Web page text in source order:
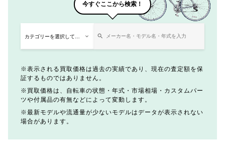
今すぐここから検索！
表示される買取価格は過去の実績であり、現在の査定額を保
証するものではありません。
買取価格は、自転車の状態・年式・市場相場・カスタムパー
ツや付属品の有無などによって変動します。
最新モデルや流通量が少ないモデルはデータが表示されない
場合があります。